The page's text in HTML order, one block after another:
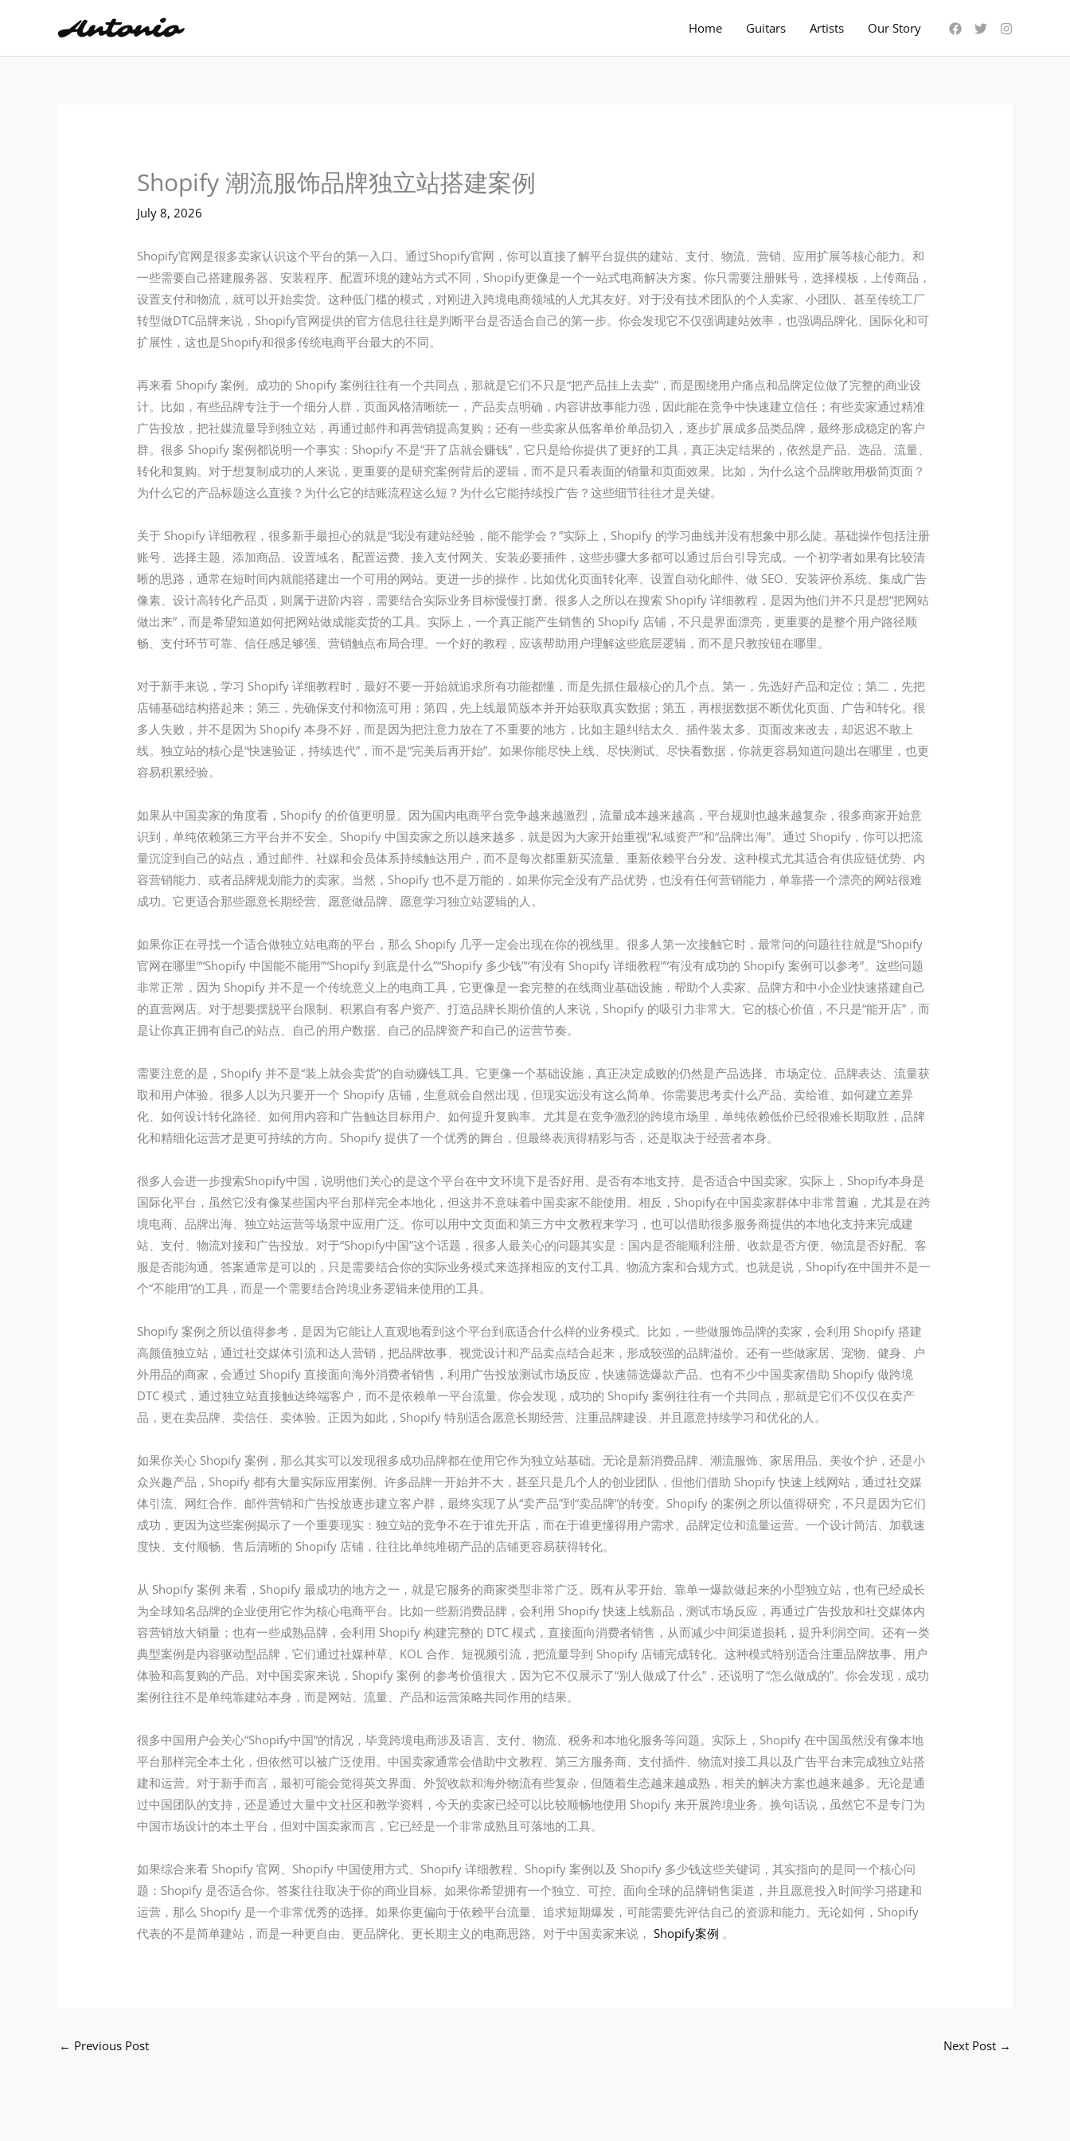
content
Home Guitars Artists Our Story
Shopify 潮流服饰品牌独立站搭建案例
July 8, 2026
Shopify官网是很多卖家认识这个平台的第一入口。通过Shopify官网，你可以直接了解平台提供的建站、支付、物流、营销、应用扩展等核心能力。和
一些需要自己搭建服务器、安装程序、配置环境的建站方式不同，Shopify更像是一个一站式电商解决方案。你只需要注册账号，选择模板，上传商品，
设置支付和物流，就可以开始卖货。这种低门槛的模式，对刚进入跨境电商领域的人尤其友好。对于没有技术团队的个人卖家、小团队、甚至传统工厂
转型做DTC品牌来说，Shopify官网提供的官方信息往往是判断平台是否适合自己的第一步。你会发现它不仅强调建站效率，也强调品牌化、国际化和可
扩展性，这也是Shopify和很多传统电商平台最大的不同。
再来看 Shopify 案例。成功的 Shopify 案例往往有一个共同点，那就是它们不只是“把产品挂上去卖”，而是围绕用户痛点和品牌定位做了完整的商业设
计。比如，有些品牌专注于一个细分人群，页面风格清晰统一，产品卖点明确，内容讲故事能力强，因此能在竞争中快速建立信任；有些卖家通过精准
广告投放，把社媒流量导到独立站，再通过邮件和再营销提高复购；还有一些卖家从低客单价单品切入，逐步扩展成多品类品牌，最终形成稳定的客户
群。很多 Shopify 案例都说明一个事实：Shopify 不是“开了店就会赚钱”，它只是给你提供了更好的工具，真正决定结果的，依然是产品、选品、流量、
转化和复购。对于想复制成功的人来说，更重要的是研究案例背后的逻辑，而不是只看表面的销量和页面效果。比如，为什么这个品牌敢用极简页面？
为什么它的产品标题这么直接？为什么它的结账流程这么短？为什么它能持续投广告？这些细节往往才是关键。
关于 Shopify 详细教程，很多新手最担心的就是“我没有建站经验，能不能学会？”实际上，Shopify 的学习曲线并没有想象中那么陡。基础操作包括注册
账号、选择主题、添加商品、设置域名、配置运费、接入支付网关、安装必要插件，这些步骤大多都可以通过后台引导完成。一个初学者如果有比较清
晰的思路，通常在短时间内就能搭建出一个可用的网站。更进一步的操作，比如优化页面转化率、设置自动化邮件、做 SEO、安装评价系统、集成广告
像素、设计高转化产品页，则属于进阶内容，需要结合实际业务目标慢慢打磨。很多人之所以在搜索 Shopify 详细教程，是因为他们并不只是想“把网站
做出来”，而是希望知道如何把网站做成能卖货的工具。实际上，一个真正能产生销售的 Shopify 店铺，不只是界面漂亮，更重要的是整个用户路径顺
畅、支付环节可靠、信任感足够强、营销触点布局合理。一个好的教程，应该帮助用户理解这些底层逻辑，而不是只教按钮在哪里。
对于新手来说，学习 Shopify 详细教程时，最好不要一开始就追求所有功能都懂，而是先抓住最核心的几个点。第一，先选好产品和定位；第二，先把
店铺基础结构搭起来；第三，先确保支付和物流可用；第四，先上线最简版本并开始获取真实数据；第五，再根据数据不断优化页面、广告和转化。很
多人失败，并不是因为 Shopify 本身不好，而是因为把注意力放在了不重要的地方，比如主题纠结太久、插件装太多、页面改来改去，却迟迟不敢上
线。独立站的核心是“快速验证，持续迭代”，而不是“完美后再开始”。如果你能尽快上线、尽快测试、尽快看数据，你就更容易知道问题出在哪里，也更
容易积累经验。
如果从中国卖家的角度看，Shopify 的价值更明显。因为国内电商平台竞争越来越激烈，流量成本越来越高，平台规则也越来越复杂，很多商家开始意
识到，单纯依赖第三方平台并不安全。Shopify 中国卖家之所以越来越多，就是因为大家开始重视“私域资产”和“品牌出海”。通过 Shopify，你可以把流
量沉淀到自己的站点，通过邮件、社媒和会员体系持续触达用户，而不是每次都重新买流量、重新依赖平台分发。这种模式尤其适合有供应链优势、内
容营销能力、或者品牌规划能力的卖家。当然，Shopify 也不是万能的，如果你完全没有产品优势，也没有任何营销能力，单靠搭一个漂亮的网站很难
成功。它更适合那些愿意长期经营、愿意做品牌、愿意学习独立站逻辑的人。
如果你正在寻找一个适合做独立站电商的平台，那么 Shopify 几乎一定会出现在你的视线里。很多人第一次接触它时，最常问的问题往往就是“Shopify
官网在哪里”“Shopify 中国能不能用”“Shopify 到底是什么”“Shopify 多少钱”“有没有 Shopify 详细教程”“有没有成功的 Shopify 案例可以参考”。这些问题
非常正常，因为 Shopify 并不是一个传统意义上的电商工具，它更像是一套完整的在线商业基础设施，帮助个人卖家、品牌方和中小企业快速搭建自己
的直营网店。对于想要摆脱平台限制、积累自有客户资产、打造品牌长期价值的人来说，Shopify 的吸引力非常大。它的核心价值，不只是“能开店”，而
是让你真正拥有自己的站点、自己的用户数据、自己的品牌资产和自己的运营节奏。
需要注意的是，Shopify 并不是“装上就会卖货”的自动赚钱工具。它更像一个基础设施，真正决定成败的仍然是产品选择、市场定位、品牌表达、流量获
取和用户体验。很多人以为只要开一个 Shopify 店铺，生意就会自然出现，但现实远没有这么简单。你需要思考卖什么产品、卖给谁、如何建立差异
化、如何设计转化路径、如何用内容和广告触达目标用户、如何提升复购率。尤其是在竞争激烈的跨境市场里，单纯依赖低价已经很难长期取胜，品牌
化和精细化运营才是更可持续的方向。Shopify 提供了一个优秀的舞台，但最终表演得精彩与否，还是取决于经营者本身。
很多人会进一步搜索Shopify中国，说明他们关心的是这个平台在中文环境下是否好用、是否有本地支持、是否适合中国卖家。实际上，Shopify本身是
国际化平台，虽然它没有像某些国内平台那样完全本地化，但这并不意味着中国卖家不能使用。相反，Shopify在中国卖家群体中非常普遍，尤其是在跨
境电商、品牌出海、独立站运营等场景中应用广泛。你可以用中文页面和第三方中文教程来学习，也可以借助很多服务商提供的本地化支持来完成建
站、支付、物流对接和广告投放。对于“Shopify中国”这个话题，很多人最关心的问题其实是：国内是否能顺利注册、收款是否方便、物流是否好配、客
服是否能沟通。答案通常是可以的，只是需要结合你的实际业务模式来选择相应的支付工具、物流方案和合规方式。也就是说，Shopify在中国并不是一
个“不能用”的工具，而是一个需要结合跨境业务逻辑来使用的工具。
Shopify 案例之所以值得参考，是因为它能让人直观地看到这个平台到底适合什么样的业务模式。比如，一些做服饰品牌的卖家，会利用 Shopify 搭建
高颜值独立站，通过社交媒体引流和达人营销，把品牌故事、视觉设计和产品卖点结合起来，形成较强的品牌溢价。还有一些做家居、宠物、健身、户
外用品的商家，会通过 Shopify 直接面向海外消费者销售，利用广告投放测试市场反应，快速筛选爆款产品。也有不少中国卖家借助 Shopify 做跨境
DTC 模式，通过独立站直接触达终端客户，而不是依赖单一平台流量。你会发现，成功的 Shopify 案例往往有一个共同点，那就是它们不仅仅在卖产
品，更在卖品牌、卖信任、卖体验。正因为如此，Shopify 特别适合愿意长期经营、注重品牌建设、并且愿意持续学习和优化的人。
如果你关心 Shopify 案例，那么其实可以发现很多成功品牌都在使用它作为独立站基础。无论是新消费品牌、潮流服饰、家居用品、美妆个护，还是小
众兴趣产品，Shopify 都有大量实际应用案例。许多品牌一开始并不大，甚至只是几个人的创业团队，但他们借助 Shopify 快速上线网站，通过社交媒
体引流、网红合作、邮件营销和广告投放逐步建立客户群，最终实现了从“卖产品”到“卖品牌”的转变。Shopify 的案例之所以值得研究，不只是因为它们
成功，更因为这些案例揭示了一个重要现实：独立站的竞争不在于谁先开店，而在于谁更懂得用户需求、品牌定位和流量运营。一个设计简洁、加载速
度快、支付顺畅、售后清晰的 Shopify 店铺，往往比单纯堆砌产品的店铺更容易获得转化。
从 Shopify 案例 来看，Shopify 最成功的地方之一，就是它服务的商家类型非常广泛。既有从零开始、靠单一爆款做起来的小型独立站，也有已经成长
为全球知名品牌的企业使用它作为核心电商平台。比如一些新消费品牌，会利用 Shopify 快速上线新品，测试市场反应，再通过广告投放和社交媒体内
容营销放大销量；也有一些成熟品牌，会利用 Shopify 构建完整的 DTC 模式，直接面向消费者销售，从而减少中间渠道损耗，提升利润空间。还有一类
典型案例是内容驱动型品牌，它们通过社媒种草、KOL 合作、短视频引流，把流量导到 Shopify 店铺完成转化。这种模式特别适合注重品牌故事、用户
体验和高复购的产品。对中国卖家来说，Shopify 案例 的参考价值很大，因为它不仅展示了“别人做成了什么”，还说明了“怎么做成的”。你会发现，成功
案例往往不是单纯靠建站本身，而是网站、流量、产品和运营策略共同作用的结果。
很多中国用户会关心“Shopify中国”的情况，毕竟跨境电商涉及语言、支付、物流、税务和本地化服务等问题。实际上，Shopify 在中国虽然没有像本地
平台那样完全本土化，但依然可以被广泛使用。中国卖家通常会借助中文教程、第三方服务商、支付插件、物流对接工具以及广告平台来完成独立站搭
建和运营。对于新手而言，最初可能会觉得英文界面、外贸收款和海外物流有些复杂，但随着生态越来越成熟，相关的解决方案也越来越多。无论是通
过中国团队的支持，还是通过大量中文社区和教学资料，今天的卖家已经可以比较顺畅地使用 Shopify 来开展跨境业务。换句话说，虽然它不是专门为
中国市场设计的本土平台，但对中国卖家而言，它已经是一个非常成熟且可落地的工具。
如果综合来看 Shopify 官网、Shopify 中国使用方式、Shopify 详细教程、Shopify 案例以及 Shopify 多少钱这些关键词，其实指向的是同一个核心问
题：Shopify 是否适合你。答案往往取决于你的商业目标。如果你希望拥有一个独立、可控、面向全球的品牌销售渠道，并且愿意投入时间学习搭建和
运营，那么 Shopify 是一个非常优秀的选择。如果你更偏向于依赖平台流量、追求短期爆发，可能需要先评估自己的资源和能力。无论如何，Shopify
代表的不是简单建站，而是一种更自由、更品牌化、更长期主义的电商思路。对于中国卖家来说，Shopify案例 。
← Previous Post Next Post →